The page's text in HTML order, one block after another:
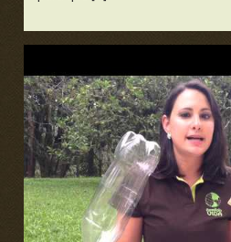
Universo da Ciência